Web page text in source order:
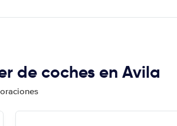
de coches en Avila